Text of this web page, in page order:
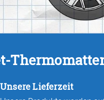
Unsere Lieferzeit